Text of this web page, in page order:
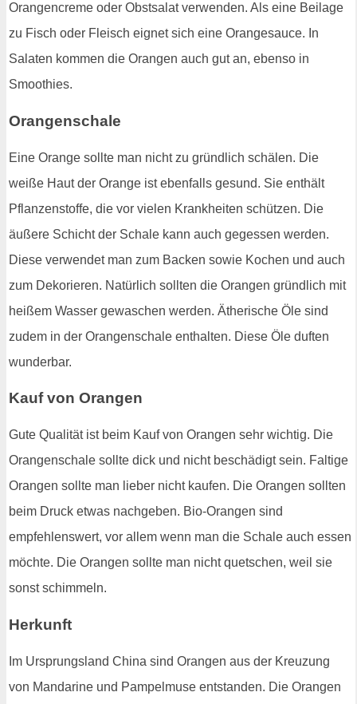
Orangencreme oder Obstsalat verwenden. Als eine Beilage
zu Fisch oder Fleisch eignet sich eine Orangesauce. In
Salaten kommen die Orangen auch gut an, ebenso in
Smoothies.
Orangenschale
Eine Orange sollte man nicht zu gründlich schälen. Die
weiße Haut der Orange ist ebenfalls gesund. Sie enthält
Pflanzenstoffe, die vor vielen Krankheiten schützen. Die
äußere Schicht der Schale kann auch gegessen werden.
Diese verwendet man zum Backen sowie Kochen und auch
zum Dekorieren. Natürlich sollten die Orangen gründlich mit
heißem Wasser gewaschen werden. Ätherische Öle sind
zudem in der Orangenschale enthalten. Diese Öle duften
wunderbar.
Kauf von Orangen
Gute Qualität ist beim Kauf von Orangen sehr wichtig. Die
Orangenschale sollte dick und nicht beschädigt sein. Faltige
Orangen sollte man lieber nicht kaufen. Die Orangen sollten
beim Druck etwas nachgeben. Bio-Orangen sind
empfehlenswert, vor allem wenn man die Schale auch essen
möchte. Die Orangen sollte man nicht quetschen, weil sie
sonst schimmeln.
Herkunft
Im Ursprungsland China sind Orangen aus der Kreuzung
von Mandarine und Pampelmuse entstanden. Die Orangen